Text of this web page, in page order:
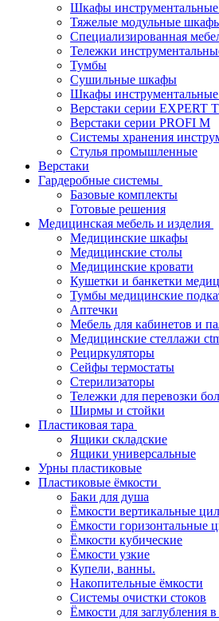
Шкафы инструментальные
Тяжелые модульные
Cпециализированная
Тележки
Тумбы
Cушильные шкафы
Шкафы
Верстаки серии EXPERT T
Верстаки серии PROFI M
Системы хранения
Стулья промышленные
Верстаки
Гардеробные системы
Базовые комплекты
Готовые решения
Медицинская мебель и изделия
Медицинские шкафы
Медицинские столы
Медицинские кровати
Кушетки и банкетки
Тумбы медицинские
Аптечки
Мебель для кабинетов и
Медицинские стеллажи
Рециркуляторы
Сейфы термостаты
Стерилизаторы
Тележки для перевозки
Ширмы и стойки
Пластиковая тара
Ящики складские
Ящики универсальные
Урны пластиковые
Пластиковые ёмкости
Баки для душа
Ёмкости вертикальные
Ёмкости горизонтальные
Ёмкости кубические
Ёмкости узкие
Купели, ванны.
Накопительные ёмкости
Системы очистки стоков
Ёмкости для заглубления